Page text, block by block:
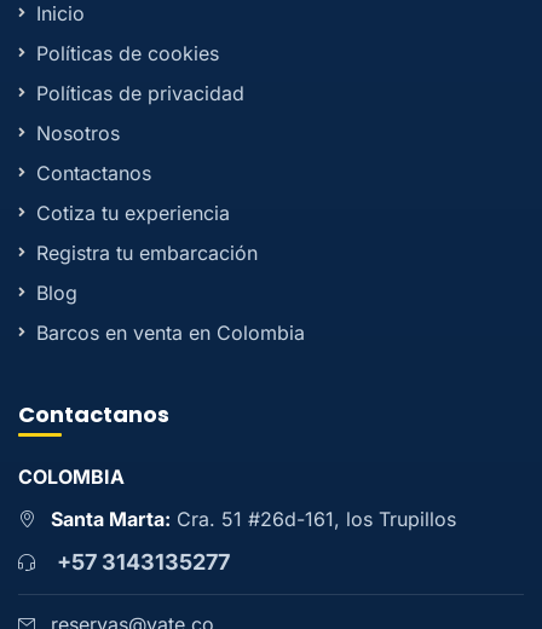
Inicio
Políticas de cookies
Políticas de privacidad
Nosotros
Contactanos
Cotiza tu experiencia
Registra tu embarcación
Blog
Barcos en venta en Colombia
Contactanos
COLOMBIA
Santa Marta: Cra. 51 #26d-161, los Trupillos
+57 3143135277